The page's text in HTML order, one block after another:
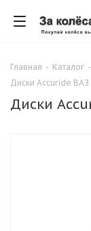
Главная - Каталог -
Диски Accuride ВАЗ
Диски